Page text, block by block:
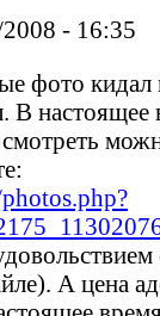
- 16:35
фото
В настоящее
А цена